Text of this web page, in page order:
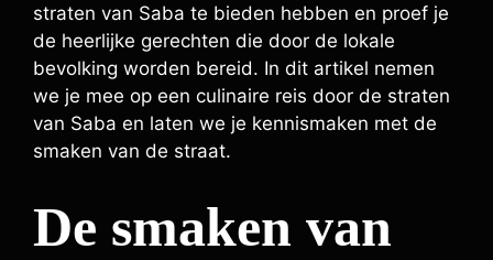
straten van Saba te bieden hebben en proef je
de heerlijke gerechten die door de lokale
bevolking worden bereid. In dit artikel nemen
we je mee op een culinaire reis door de straten
van Saba en laten we je kennismaken met de
smaken van de straat.
De smaken van